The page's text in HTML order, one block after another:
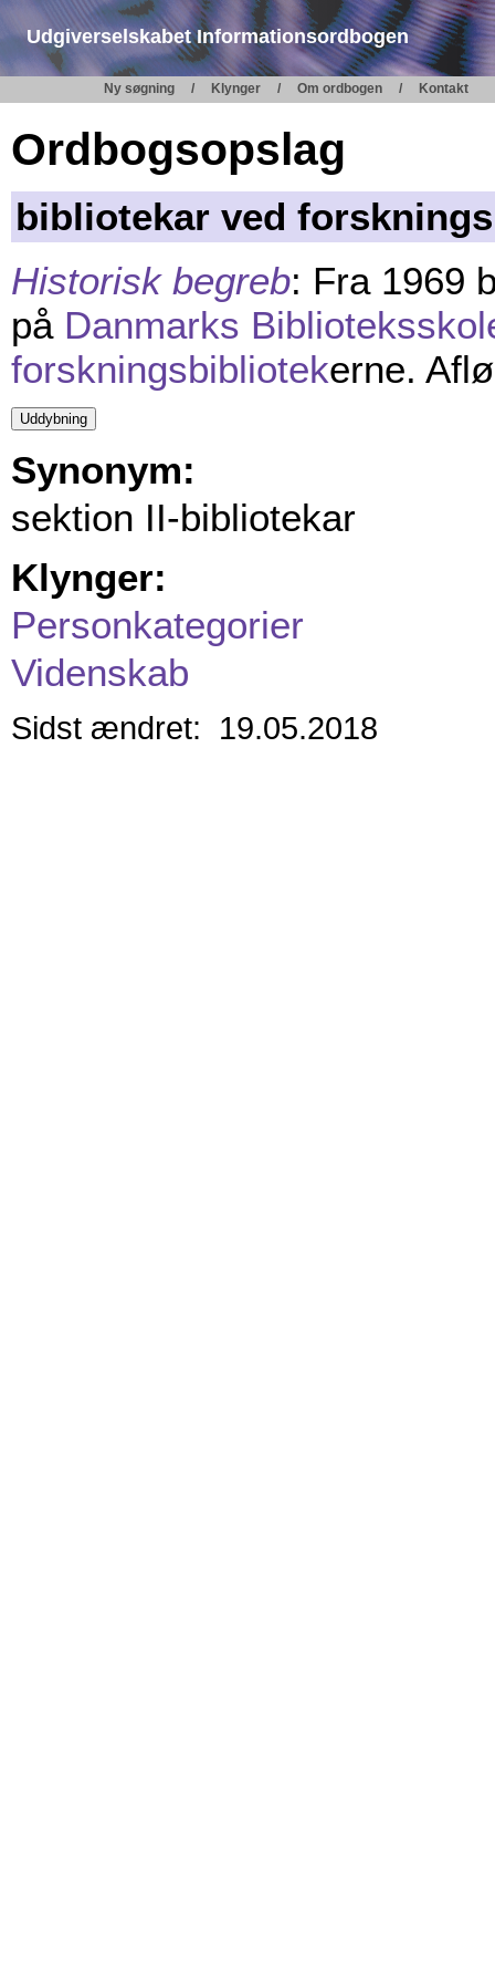
Udgiverselskabet Informationsordbogen
Ny søgning Klynger Om ordbogen Kontakt
Ordbogsopslag
bibliotekar ved
Historisk begreb: Fra 1969
på Danmarks
forskningsbibliotekerne.
Synonym:
sektion II-bibliotekar
Klynger:
Personkategorier
Videnskab
Sidst ændret: 19.05.2018